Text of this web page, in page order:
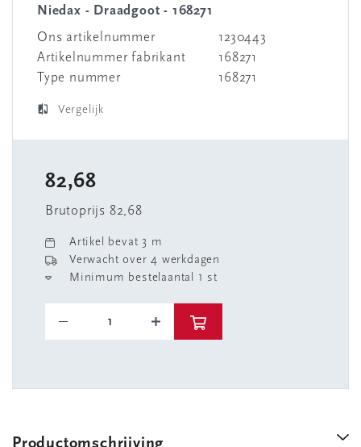
Niedax - Draadgoot - 168271
Ons artikelnummer
1230443
Artikelnummer fabrikant
168271
Type nummer
168271
Vergelijk
82,68
Brutoprijs 82,68
Artikel bevat 3 m
Verwacht over 4 werkdagen
Minimum bestelaantal 1 st
Productomschrijving